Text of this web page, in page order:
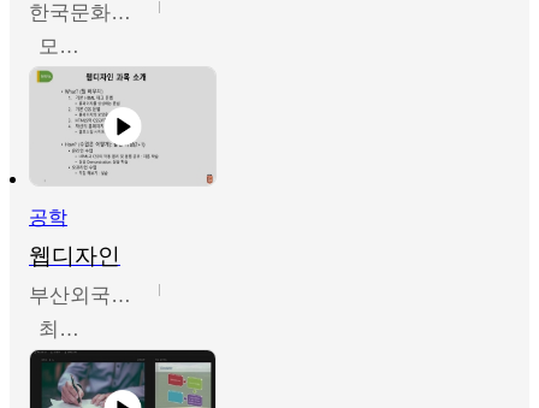
한국문화예술교육진흥원
모경환,성상환,정문성
공학
웹디자인
부산외국어대학교
최진오